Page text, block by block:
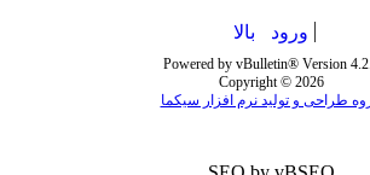
ورود بالا
Powered by vBulletin® Version
Copyright © 2026
طراحی و تولید نرم افزار سیکما